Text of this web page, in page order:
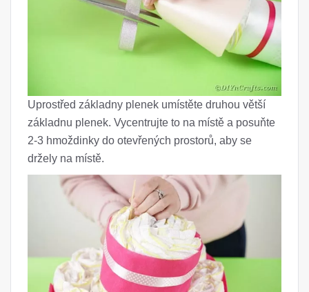
Uprostřed základny plenek umístěte druhou větší
základnu plenek. Vycentrujte to na místě a posuňte
2-3 hmoždinky do otevřených prostorů, aby se
držely na místě.